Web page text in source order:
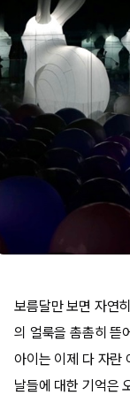
보름달만 보면 자연
의 얼룩을 촘촘히 뜯
아이는 이제 다 자란
날들에 대한 기억은